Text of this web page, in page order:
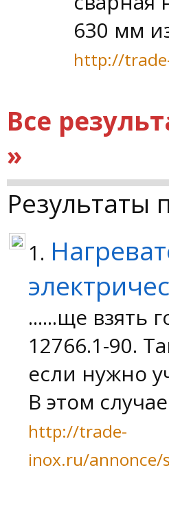
630 мм
http://
Все
»
Результаты
1.
......ще взять
12766.1-90.
если нужно
В этом
http://trade-
inox.ru/annonce/